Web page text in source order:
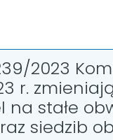
2023
r.
na stałe
siedzib